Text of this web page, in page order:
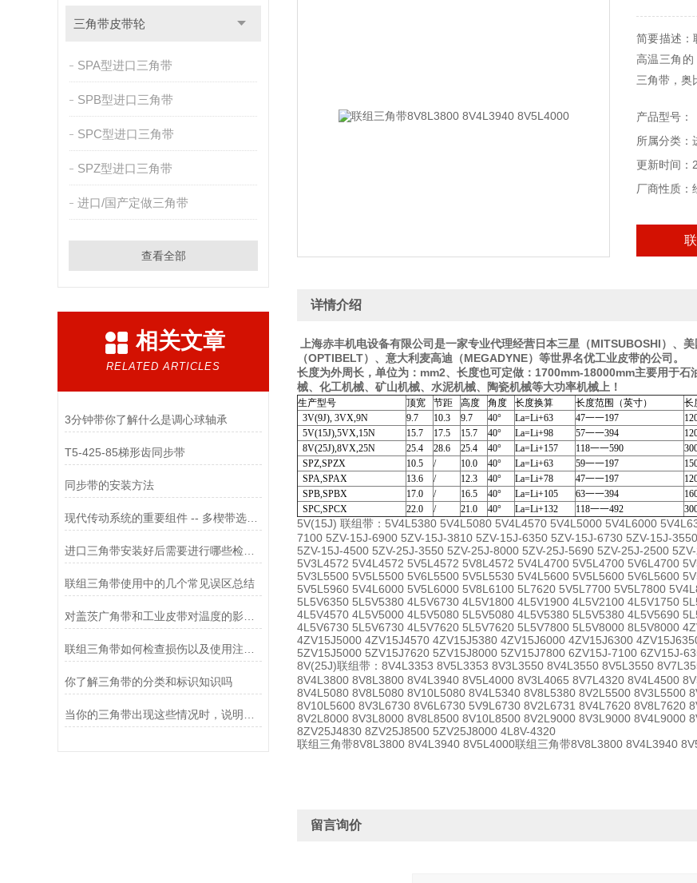
三角带皮带轮
SPA型进口三角带
SPB型进口三角带
SPC型进口三角带
SPZ型进口三角带
进口/国产定做三角带
查看全部
相关文章
RELATED ARTICLES
3分钟带你了解什么是调心球轴承
T5-425-85梯形齿同步带
同步带的安装方法
现代传动系统的重要组件 -- 多楔带选型与维护
联组三角带使用中的几个常见误区总结
对盖茨广角带和工业皮带对温度的影响有哪些？
你了解三角带的分类和标识知识吗
简要描述：
高温三角的
三角带，奥
产品型号：
所属分类：
更新时间：
厂商性质：
详情介绍
上海赤丰机电设备有限公司是一家专业代理经营日本三星（MITSUBOSHI）、
（OPTIBELT）、意大利麦高迪（MEGADYNE）等世界名优工业皮带的公司。
长度为外周长，单位为：mm2、长度也可定做：1700mm-18000mm主要用于
械、化工机械、矿山机械、水泥机械、陶瓷机械等大功率机械上！
生产型号 顶宽 节距 高度 角度 长度换算 长度范围（英寸） 长
3V(9J), 3VX,9N
9.7 10.3 9.7 40° La=Li+63 47一一197
5V(15J),5VX,15N
15.7 17.5 15.7 40° La=Li+98 57一一394
8V(25J),8VX,25N
25.4 28.6 25.4 40° La=Li+157 118一一590
SPZ,SPZX
10.5 / 10.0 40° La=Li+63 59一一197
SPA,SPAX
13.6 / 12.3 40° La=Li+78 47一一197
SPB,SPBX
17.0 / 16.5 40° La=Li+105 63一一394
SPC,SPCX
22.0 / 21.0 40° La=Li+132 118一一492
5V(15J) 联组带：5V4L5380 5V4L5080 5V4L4570 5V4L5000 5V4L6000
7100 5ZV-15J-6900 5ZV-15J-3810 5ZV-15J-6350 5ZV-15J-6730 5ZV-15J-
5ZV-15J-4500 5ZV-25J-3550 5ZV-25J-8000 5ZV-25J-5690 5ZV-25J-2500
5V3L4572 5V4L4572 5V5L4572 5V8L4572 5V4L4700 5V5L4700 5V6L4700
5V3L5500 5V5L5500 5V6L5500 5V5L5530 5V4L5600 5V5L5600 5V6L5600
5V5L5960 5V4L6000 5V5L6000 5V8L6100 5L7620 5V5L7700 5V5L7800
5L5V6350 5L5V5380 4L5V6730 4L5V1800 4L5V1900 4L5V2100 4L5V1750
4L5V4570 4L5V5000 4L5V5080 5L5V5080 4L5V5380 5L5V5380 4L5V5690
4L5V6730 5L5V6730 4L5V7620 5L5V7620 5L5V7800 5L5V8000 8L5V8000
4ZV15J5000 4ZV15J4570 4ZV15J5380 4ZV15J6000 4ZV15J6300
5ZV15J5000 5ZV15J7620 5ZV15J8000 5ZV15J7800 6ZV15J-7100 6ZV15J-
8V(25J)联组带：8V4L3353 8V5L3353 8V3L3550 8V4L3550 8V5L3550
8V4L3800 8V8L3800 8V4L3940 8V5L4000 8V3L4065 8V7L4320 8V4L4500
8V4L5080 8V8L5080 8V10L5080 8V4L5340 8V8L5380 8V2L5500 8V3L5500
8V10L5600 8V3L6730 8V6L6730 5V9L6730 8V2L6731 8V4L7620 8V8L7620
8V2L8000 8V3L8000 8V8L8500 8V10L8500 8V2L9000 8V3L9000 8V4L9000
8ZV25J4830 8ZV25J8500 5ZV25J8000 4L8V-4320
联组三角带8V8L3800 8V4L3940 8V5L4000联组三角带8V8L3800 8V4L3940
留言询价